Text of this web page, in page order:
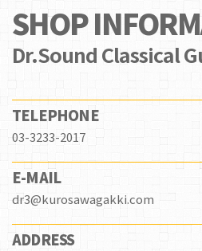
SHOP
Dr.Sound Classical
TELEPHONE
03-3233-2017
E-MAIL
dr3@kurosawagakki.com
ADDRESS